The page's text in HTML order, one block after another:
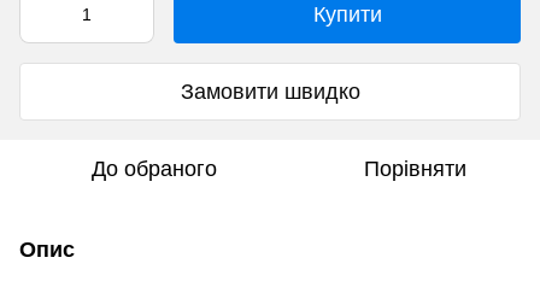
Купити
Замовити швидко
До обраного Порівняти
Опис